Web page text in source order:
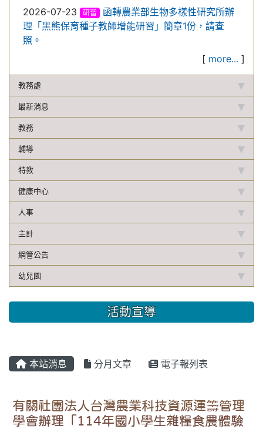
2026-07-23
研習
函轉農業部生物多樣性研究所辦
理「黑熊保育種子教師增能研習」簡章1份，請查
照。
[ more... ]
教務處
最新消息
教務
輔導
特教
健康中心
人事
主計
網管公告
幼兒園
活動宣導
本站消息 分月文章 電子報列表
有關社團法人台灣農業科技資源運籌管理
學會辦理「114年國小學生雜糧食農體驗